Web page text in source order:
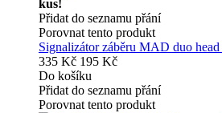
kus!
Přidat do seznamu přání
Porovnat tento produkt
Signalizátor záběru MAD duo head
335 Kč 195 Kč
Do košíku
Přidat do seznamu přání
Porovnat tento produkt